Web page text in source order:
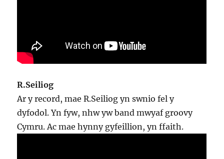
R.Seiliog
Ar y record, mae R.Seiliog yn swnio fel y
dyfodol. Yn fyw, nhw yw band mwyaf groovy
Cymru. Ac mae hynny gyfeillion, yn ffaith.